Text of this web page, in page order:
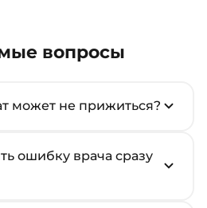
вопросы
может не прижиться?
ошибку врача сразу